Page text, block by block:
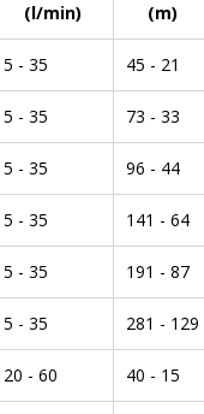
(l/min)
(m)
5 - 35 45 - 21
5 - 35 73 - 33
5 - 35 96 - 44
5 - 35 141 - 64
5 - 35 191 - 87
5 - 35 281 - 129
20 - 60 40 - 15